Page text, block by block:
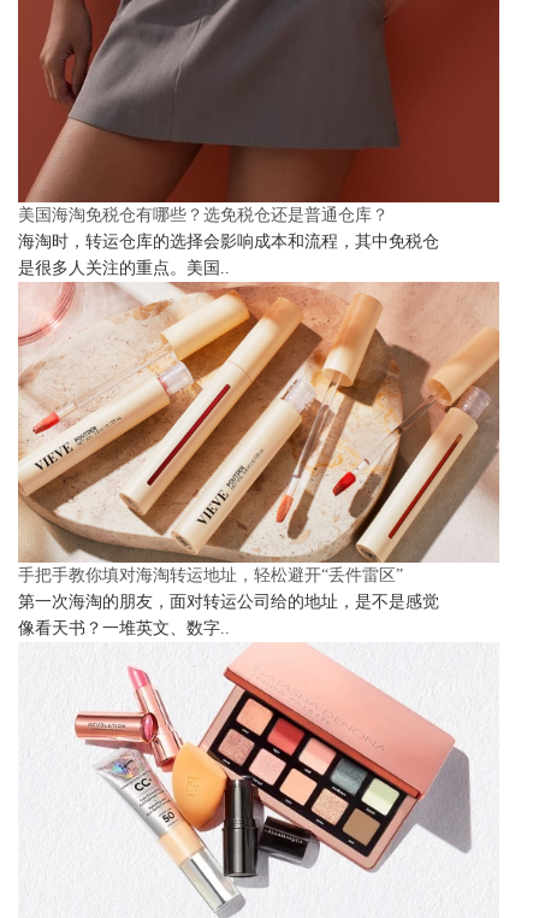
美国海淘免税仓有哪些？选免税仓还是普通仓库？
海淘时，转运仓库的选择会影响成本和流程，其中免税仓
是很多人关注的重点。美国..
手把手教你填对海淘转运地址，轻松避开“丢件雷区”
第一次海淘的朋友，面对转运公司给的地址，是不是感觉
像看天书？一堆英文、数字..